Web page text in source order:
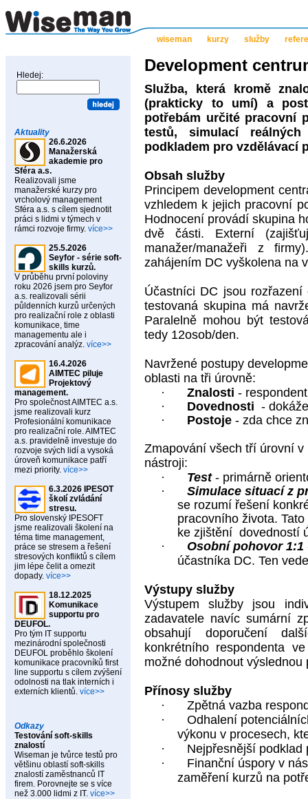
wiseman kurzy služby
Hledej:
Aktuality
26.6.2026
Manažerská
akademie pro
Sféra a.s.
Realizovali jsme
manažerské kurzy pro
vrcholový management
Sféra a.s. s cílem sjednotit
práci s lidmi v týmech v
rámci rozvoje firmy. více>>
25.5.2026
Seyfor - série soft-
skills kurzů.
V průběhu první poloviny
roku 2026 jsem pro Seyfor
a.s. realizovali sérii
půldenních kurzů určených
pro realizační role z oblasti
komunikace, time
managementu ale i
zpracování analýz. více>>
16.4.2026
AIMTEC piluje
Projektový
management.
Pro společnost AIMTEC a.s.
jsme realizovali kurz
Profesionální komunikace
pro realizační role. AIMTEC
a.s. pravidelně investuje do
rozvoje svých lidí a vysoká
úroveň komunikace patří
mezi priority. více>>
6.3.2026 IPESOT
školí zvládání
stresu.
Pro slovenský IPESOFT
jsme realizovali školení na
téma time management,
práce se stresem a řešení
stresových konfliktů s cílem
jim lépe čelit a omezit
dopady. více>>
18.12.2025
Komunikace
supportu pro
DEUFOL.
Pro tým IT supportu
mezinárodní společnosti
DEUFOL proběhlo školení
komunikace pracovníků first
line supportu s cílem zvýšení
odolnosti na tlak interních i
externích klientů. více>>
Odkazy
Testování soft-skills
znalostí
Wiseman je tvůrce testů pro
většinu oblastí soft-skills
znalostí zaměstnanců IT
firem. Porovnejte se s více
než 3.000 lidmi z IT. více>>
Development
Služba, která kromě
(prakticky to umí) a
potřebám určité pracovní
testů, simulací
podkladem pro vzdělávací
Obsah služby
Principem development
vzhledem k jejich pracovní
Hodnocení provádí skupina
dvě části. Externí
manažer/manažeři z
zahájením DC vyškolena na
Účastníci DC jsou
testovaná skupina má
Paralelně mohou být
tedy 12osob/den.
Navržené postupy
oblasti na tři úrovně:
·
Znalosti -
·
Dovednosti -
·
Postoje - zda chce
Zmapování všech tří úrovní
nástroji:
·
Test- primárně
·
Simulace situací z
se rozumí řešení
pracovního života.
ke zjištění dovedností
·
Osobní pohovor 1:1
účastníka DC. Ten
Výstupy služby
Výstupem služby jsou
zadavatele navíc sumární
obsahují doporučení
konkrétního respondenta
možné dohodnout
Přínosy služby
·
Zpětná vazba
·
Odhalení
výkonu v procesech,
·
Nejpřesnější podklad
·
Finanční úspory v
zaměření kurzů na